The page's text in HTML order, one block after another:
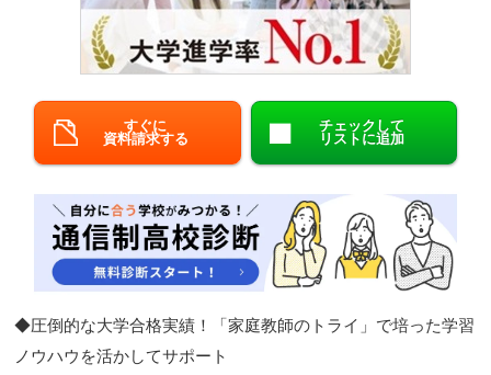
九州・沖縄
閉じる
すぐに
資料請求する
チェックして
リストに追加
◆圧倒的な大学合格実績！「家庭教師のトライ」で培った学習
ノウハウを活かしてサポート​